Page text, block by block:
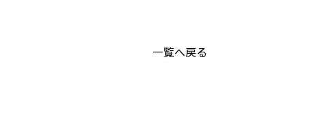
一覧へ戻る